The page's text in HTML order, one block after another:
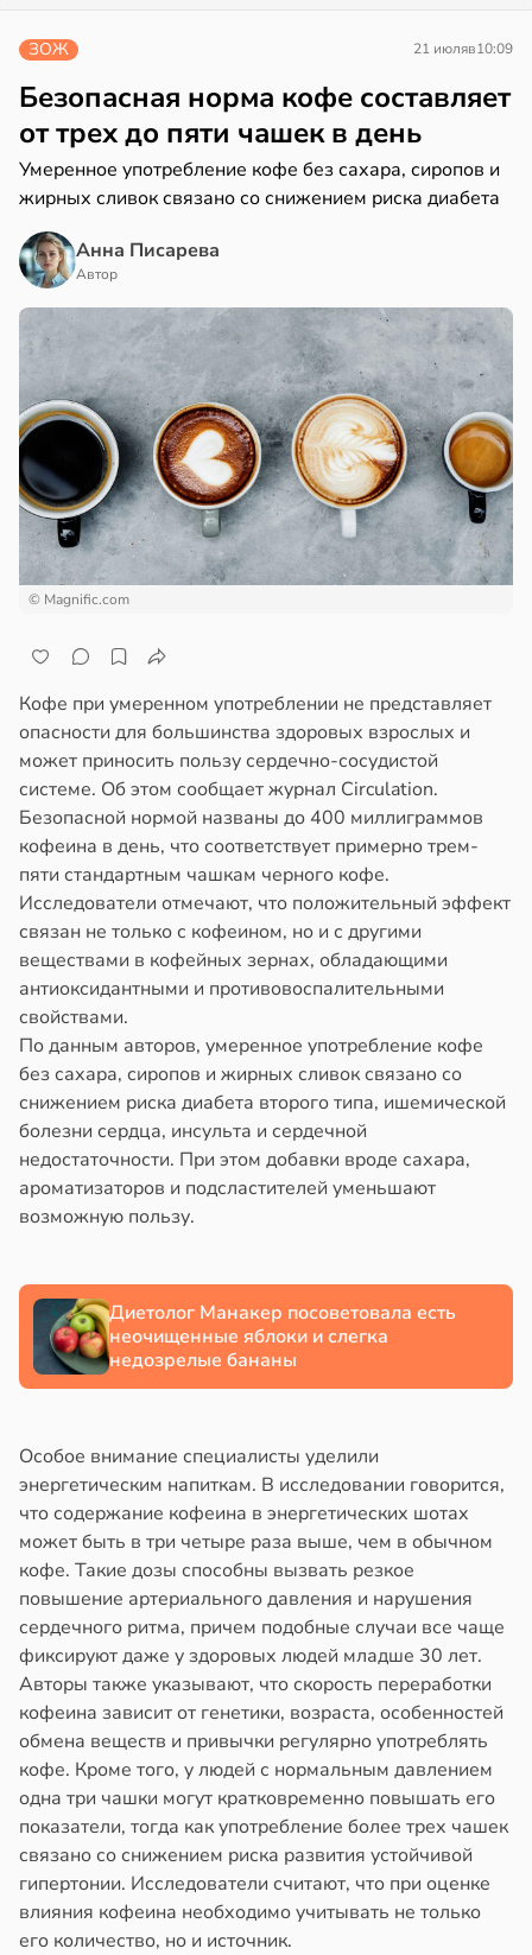
ЗОЖ 21 июляв10:09
Безопасная норма кофе составляет
от трех до пяти чашек в день
Умеренное употребление кофе без сахара, сиропов и
жирных сливок связано со снижением риска диабета
Анна Писарева
Автор
© Magnific.com
Кофе при умеренном употреблении не представляет
опасности для большинства здоровых взрослых и
может приносить пользу сердечно-сосудистой
системе. Об этом сообщает журнал Circulation.
Безопасной нормой названы до 400 миллиграммов
кофеина в день, что соответствует примерно трем-
пяти стандартным чашкам черного кофе.
Исследователи отмечают, что положительный эффект
связан не только с кофеином, но и с другими
веществами в кофейных зернах, обладающими
антиоксидантными и противовоспалительными
свойствами.
По данным авторов, умеренное употребление кофе
без сахара, сиропов и жирных сливок связано со
снижением риска диабета второго типа, ишемической
болезни сердца, инсульта и сердечной
недостаточности. При этом добавки вроде сахара,
ароматизаторов и подсластителей уменьшают
возможную пользу.
Диетолог Манакер посоветовала есть
неочищенные яблоки и слегка
недозрелые бананы
Особое внимание специалисты уделили
энергетическим напиткам. В исследовании говорится,
что содержание кофеина в энергетических шотах
может быть в три четыре раза выше, чем в обычном
кофе. Такие дозы способны вызвать резкое
повышение артериального давления и нарушения
сердечного ритма, причем подобные случаи все чаще
фиксируют даже у здоровых людей младше 30 лет.
Авторы также указывают, что скорость переработки
кофеина зависит от генетики, возраста, особенностей
обмена веществ и привычки регулярно употреблять
кофе. Кроме того, у людей с нормальным давлением
одна три чашки могут кратковременно повышать его
показатели, тогда как употребление более трех чашек
связано со снижением риска развития устойчивой
гипертонии. Исследователи считают, что при оценке
влияния кофеина необходимо учитывать не только
его количество, но и источник.